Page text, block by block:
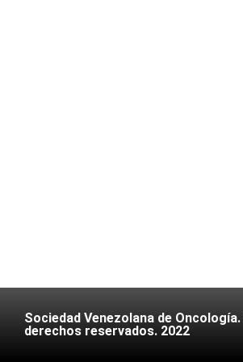
Sociedad Venezolana de
derechos reservados. 2022